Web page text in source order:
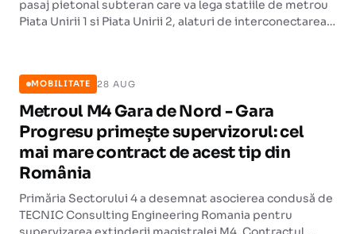
pasaj pietonal subteran care va lega statiile de metrou
Piata Unirii 1 si Piata Unirii 2, alaturi de interconectarea
MOBILITATE 28 AUG
Metroul M4 Gara de Nord - Gara
Progresu primește supervizorul: cel
mai mare contract de acest tip din
România
Primăria Sectorului 4 a desemnat asocierea condusă de
TECNIC Consulting Engineering Romania pentru